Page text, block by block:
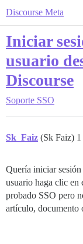
Discourse Meta
Iniciar
usuario
Discourse
Soporte SSO
Sk_Faiz (Sk Faiz) 1
Quería iniciar
usuario haga clic
probado SSO pero
artículo, documento